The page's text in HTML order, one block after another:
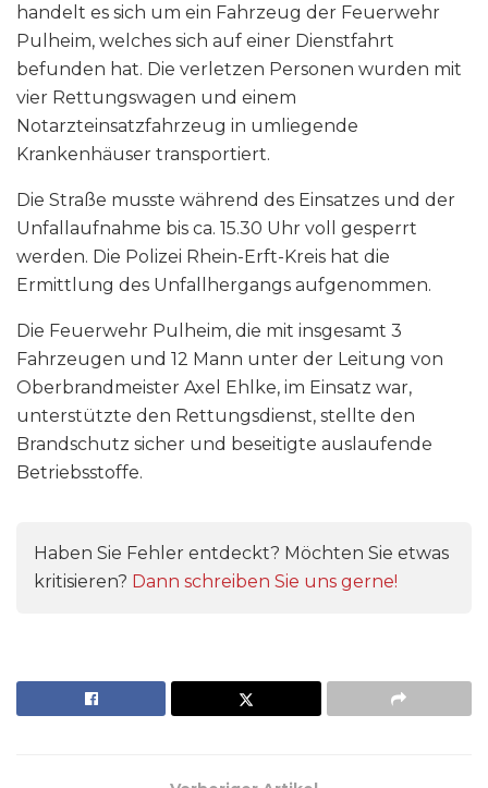
handelt es sich um ein Fahrzeug der Feuerwehr
Pulheim, welches sich auf einer Dienstfahrt
befunden hat. Die verletzen Personen wurden mit
vier Rettungswagen und einem
Notarzteinsatzfahrzeug in umliegende
Krankenhäuser transportiert.
Die Straße musste während des Einsatzes und der
Unfallaufnahme bis ca. 15.30 Uhr voll gesperrt
werden. Die Polizei Rhein-Erft-Kreis hat die
Ermittlung des Unfallhergangs aufgenommen.
Die Feuerwehr Pulheim, die mit insgesamt 3
Fahrzeugen und 12 Mann unter der Leitung von
Oberbrandmeister Axel Ehlke, im Einsatz war,
unterstützte den Rettungsdienst, stellte den
Brandschutz sicher und beseitigte auslaufende
Betriebsstoffe.
Haben Sie Fehler entdeckt? Möchten Sie etwas
kritisieren? Dann schreiben Sie uns gerne!